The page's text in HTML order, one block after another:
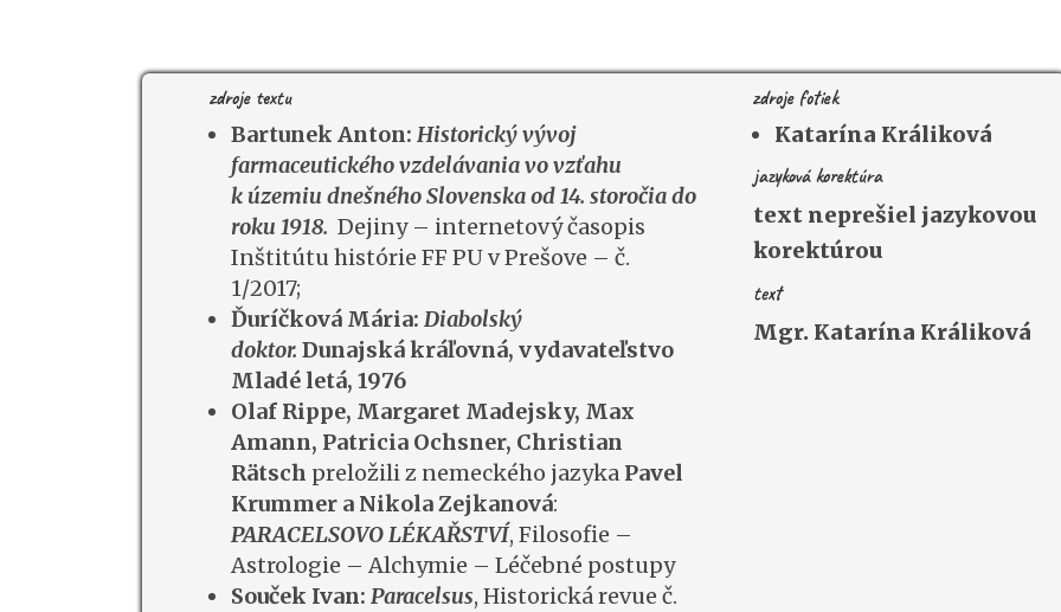
zdroje textu
Bartunek Anton: Historický vývoj
farmaceutického vzdelávaniavo vzťahu
k územiu dnešného Slovenska od 14. storočia do
roku 1918. Dejiny – internetový časopis
Inštitútu histórie FF PU v Prešove – č.
1/2017;
Ďuríčková Mária: Diabolský
doktor. Dunajská kráľovná, vydavateľstvo
Mladé letá, 1976
Olaf Rippe, Margaret Madejsky, Max
Amann, Patricia Ochsner, Christian
Rätsch preložili z nemeckého jazyka Pavel
Krummer a Nikola Zejkanová:
PARACELSOVO LÉKAŘSTVÍ, Filosofie –
Astrologie – Alchymie – Léčebné postupy
Souček Ivan: Paracelsus, Historická revue č.
zdroje fotiek
Katarína Králiková
jazyková korektúra
text neprešiel jazykovou
korektúrou
text
Mgr. Katarína Králiková